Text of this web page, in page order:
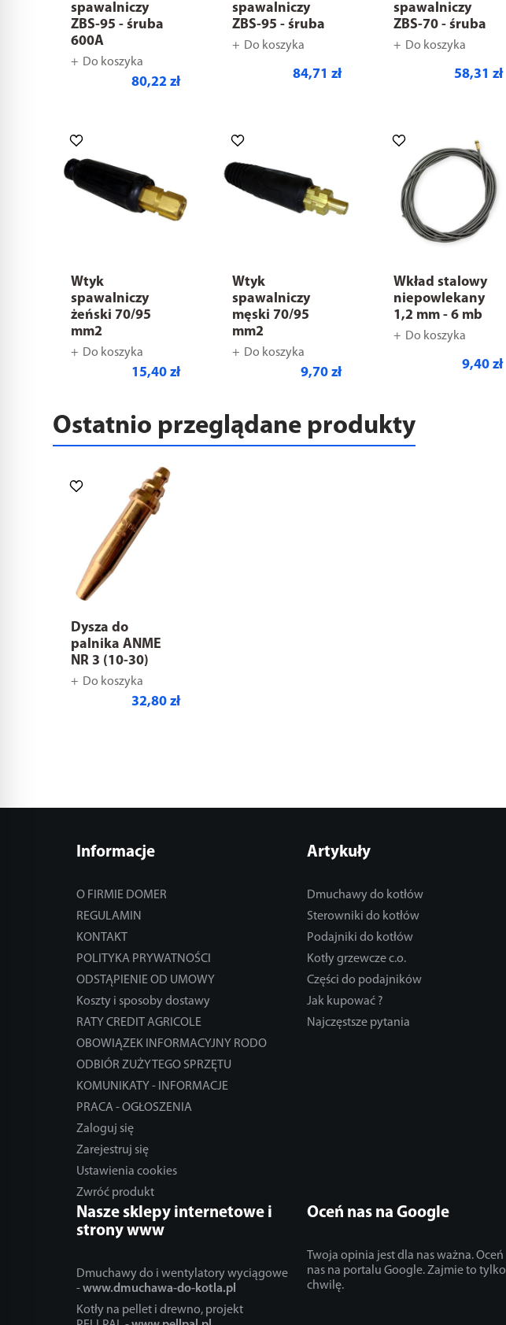
spawalniczy
ZBS-95 - śruba
600A
Do koszyka
80,22 zł
spawalniczy
ZBS-95 - śruba
Do koszyka
84,71 zł
spawalniczy
ZBS-70 - śruba
Do koszyka
58,31 zł
Wtyk
spawalniczy
żeński 70/95
mm2
Do koszyka
15,40 zł
Wtyk
spawalniczy
męski 70/95
mm2
Do koszyka
9,70 zł
Wkład stalowy
niepowlekany
1,2 mm - 6 mb
Do koszyka
9,40 zł
Ostatnio przeglądane produkty
Dysza do
palnika ANME
NR 3 (10-30)
Do koszyka
32,80 zł
Informacje
O FIRMIE DOMER
REGULAMIN
KONTAKT
POLITYKA PRYWATNOŚCI
ODSTĄPIENIE OD UMOWY
Koszty i sposoby dostawy
RATY CREDIT AGRICOLE
OBOWIĄZEK INFORMACYJNY RODO
ODBIÓR ZUŻYTEGO SPRZĘTU
KOMUNIKATY - INFORMACJE
PRACA - OGŁOSZENIA
Zaloguj się
Zarejestruj się
Ustawienia cookies
Zwróć produkt
Artykuły
Dmuchawy do kotłów
Sterowniki do kotłów
Podajniki do kotłów
Kotły grzewcze c.o.
Części do podajników
Jak kupować ?
Najczęstsze pytania
Nasze sklepy internetowe i
strony www
Dmuchawy do i wentylatory wyciągowe
-www.dmuchawa-do-kotla.pl
Kotły na pellet i drewno, projekt
Oceń nas na Google
Twoja opinia jest dla nas ważna. Oceń
nas na portalu Google. Zajmie to tylko
chwilę.